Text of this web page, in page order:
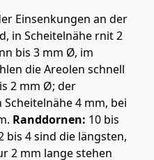
Einsenkungen an der
in Scheitelnähe rnit 2
bis 3 mm Ø, im
die Areolen schnell
2 mm Ø; der
4 mm, bei
Randdornen: 10 bis
bis 4 sind die längsten,
2 mm lange stehen